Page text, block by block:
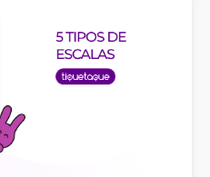
produto
produto de